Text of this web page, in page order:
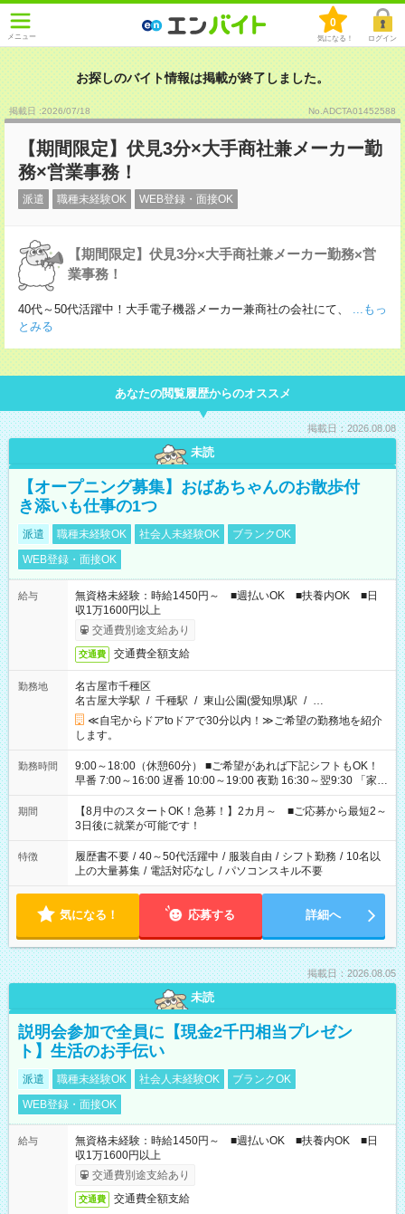
メニュー
0
気になる！ ログイン
お探しのバイト情報は掲載が終了しました。
掲載日 :2026/07/18 No.ADCTA01452588
【期間限定】伏見3分×大手商社兼メーカー勤
務×営業事務！
派遣 職種未経験OK WEB登録・面接OK
【期間限定】伏見3分×大手商社兼メーカー勤務×営
業事務！
40代～50代活躍中！大手電子機器メーカー兼商社の会社にて、
...もっ
とみる
あなたの閲覧履歴からのオススメ
掲載日：2026.08.08
未読
【オープニング募集】おばあちゃんのお散歩付
き添いも仕事の1つ
派遣 職種未経験OK 社会人未経験OK
ブランクOK
WEB登録・面接OK
給与
無資格未経験：時給1450円～ ■週払いOK ■扶養内OK ■日
収1万1600円以上
交通費別途支給あり
交通費 交通費全額支給
勤務地
名古屋市千種区
名古屋大学駅 / 千種駅 / 東山公園(愛知県)駅 / …
≪自宅からドアtoドアで30分以内！≫ご希望の勤務地を紹介
します。
勤務時間
9:00～18:00（休憩60分） ■ご希望があれば下記シフトもOK！
早番 7:00～16:00 遅番 10:00～19:00 夜勤 16:30～翌9:30 「家族
と休みを合わせたい」 「余裕を持って夕飯の準備がしたい」
「できれば残業はしたくない」 など、ご希望を教えてください
ね。 ※Wワーク希望の方へ 今ご覧のお仕事で希望する勤務時間
と、もう1つのお仕事の勤務時間。 合計で週40時間を超える場
合は応募できません。
期間
【8月中のスタートOK！急募！】2カ月～ ■ご応募から最短2～
3日後に就業が可能です！
特徴 履歴書不要 / 40～50代活躍中 / 服装自由 / シフト勤務 / 10名以
上の大量募集 / 電話対応なし / パソコンスキル不要
気になる！ 応募する 詳細へ
掲載日：2026.08.05
未読
説明会参加で全員に【現金2千円相当プレゼン
ト】生活のお手伝い
派遣 職種未経験OK 社会人未経験OK
ブランクOK
WEB登録・面接OK
給与
無資格未経験：時給1450円～ ■週払いOK ■扶養内OK ■日
収1万1600円以上
交通費別途支給あり
交通費 交通費全額支給